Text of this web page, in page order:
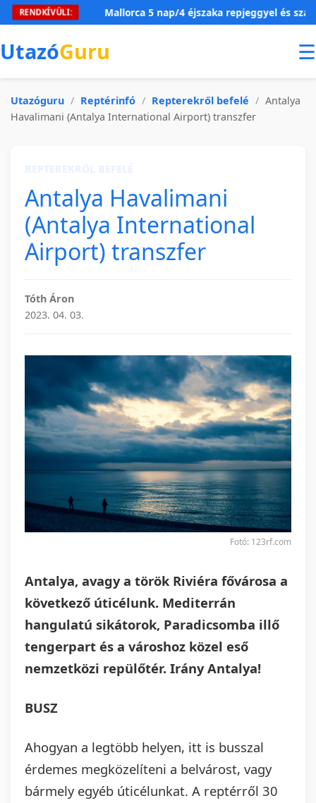
RENDKÍVÜLI: Mallorca 5 nap/4 éjszaka repjeggyel és
UtazóGuru ☰
Utazóguru / Reptérinfó / Repterekről befelé / Antalya
Havalimani (Antalya International Airport) transzfer
Antalya Havalimani
(Antalya International
Airport) transzfer
Tóth Áron
2023. 04. 03.
Fotó: 123rf.com
Antalya, avagy a török Riviéra fővárosa a
következő úticélunk. Mediterrán
hangulatú sikátorok, Paradicsomba illő
tengerpart és a városhoz közel eső
nemzetközi repülőtér. Irány Antalya!
BUSZ
Ahogyan a legtöbb helyen, itt is busszal
érdemes megközelíteni a belvárost, vagy
bármely egyéb úticélunkat. A reptérről 30